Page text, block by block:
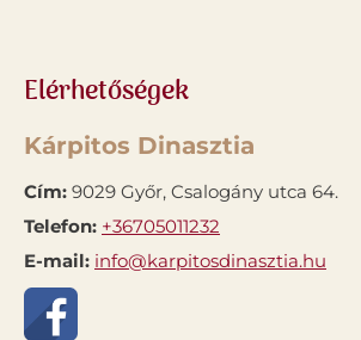
Elérhetőségek
Kárpitos Dinasztia
Cím: 9029 Győr, Csalogány utca 64.
Telefon: +36705011232
E-mail: info@karpitosdinasztia.hu